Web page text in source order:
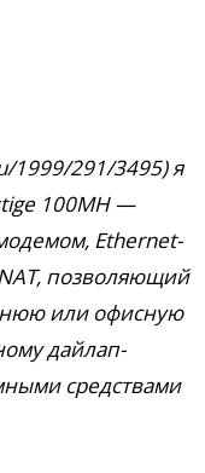
1999/291/3495) я
100MH —
Ethernet-
позволяющий
или офисную
дайлап-
средствами